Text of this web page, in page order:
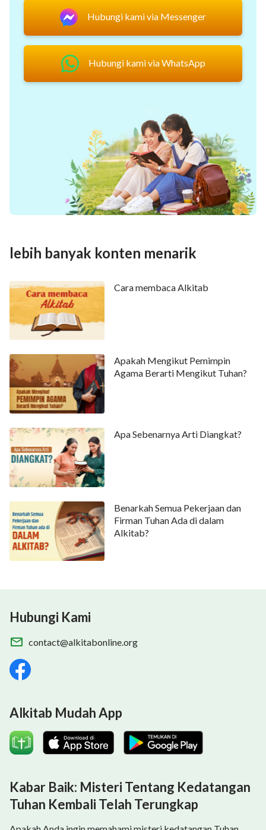
Hubungi kami via Messenger
Hubungi kami via WhatsApp
lebih banyak konten menarik
Cara membaca Alkitab
Apakah Mengikut Pemimpin
Agama Berarti Mengikut Tuhan?
Apa Sebenarnya Arti Diangkat?
Benarkah Semua Pekerjaan dan
Firman Tuhan Ada di dalam
Alkitab?
Hubungi Kami
contact@alkitabonline.org
Alkitab Mudah App
Kabar Baik: Misteri Tentang Kedatangan
Tuhan Kembali Telah Terungkap